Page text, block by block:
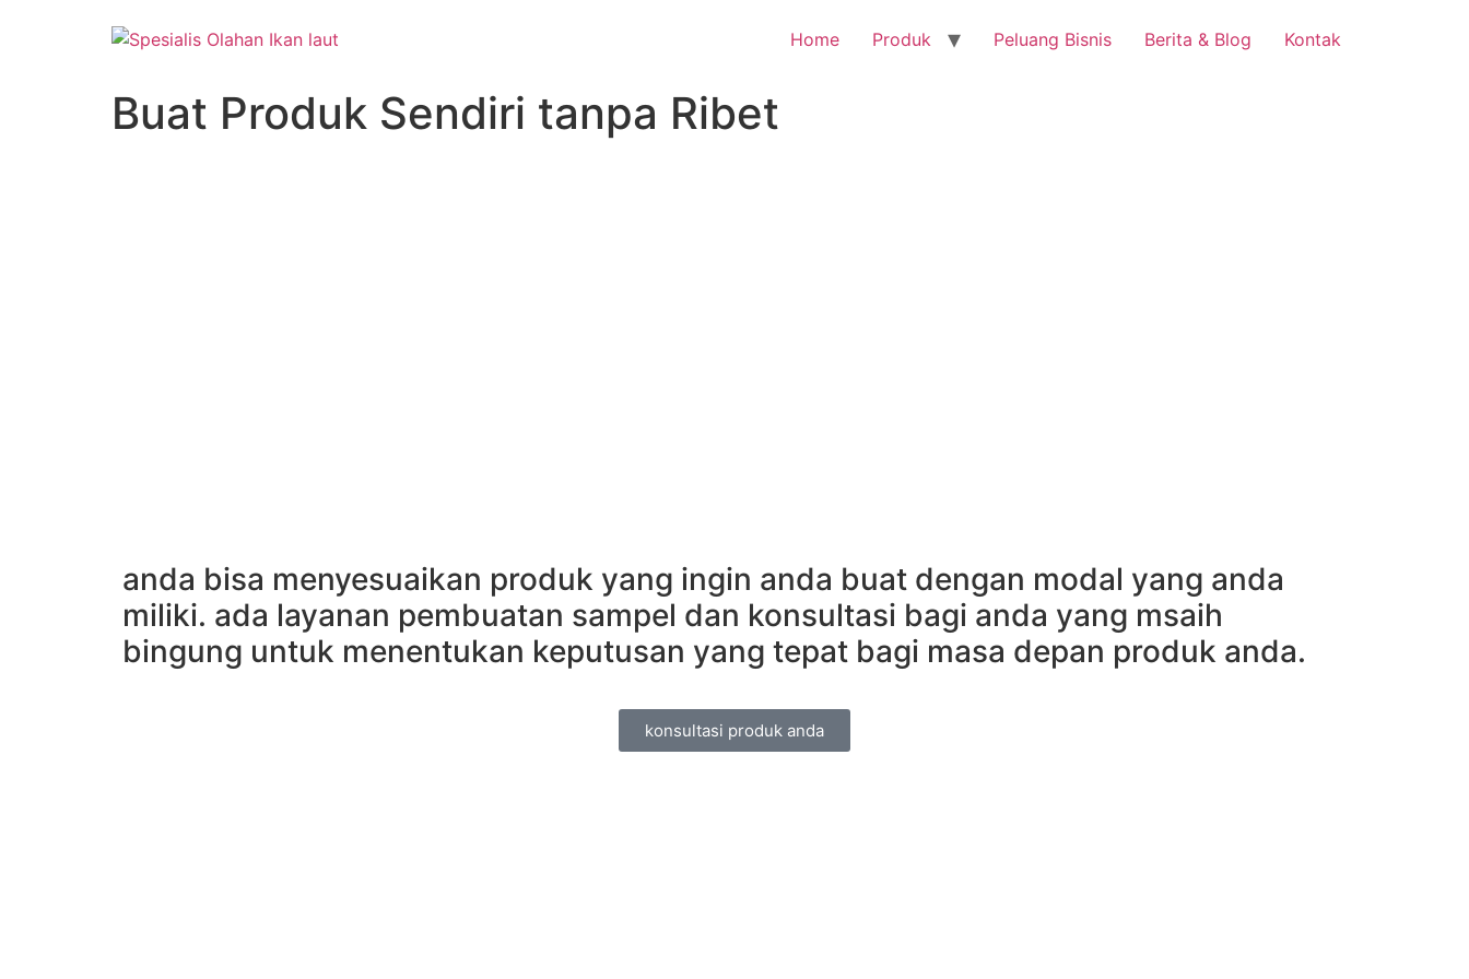
Home Produk Peluang Bisnis Berita & Blog Kontak
Buat Produk Sendiri tanpa Ribet
anda bisa menyesuaikan produk yang ingin anda buat dengan modal yang anda
miliki. ada layanan pembuatan sampel dan konsultasi bagi anda yang msaih
bingung untuk menentukan keputusan yang tepat bagi masa depan produk anda.
konsultasi produk anda